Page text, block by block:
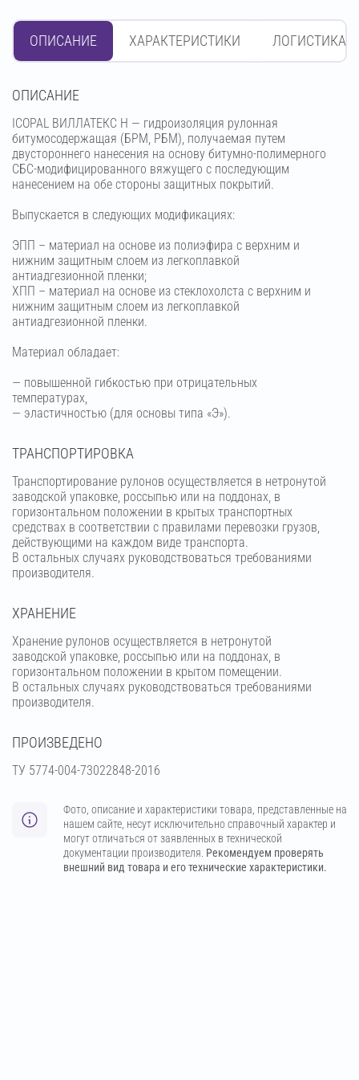
ОПИСАНИЕ ХАРАКТЕРИСТИКИ ЛОГИСТИКА
OПИСАНИЕ
ICOPAL ВИЛЛАТЕКС Н — гидроизоляция рулонная
битумосодержащая (БРМ, РБМ), получаемая путем
двустороннего нанесения на основу битумно-полимерного
СБС-модифицированного вяжущего с последующим
нанесением на обе стороны защитных покрытий.
Выпускается в следующих модификациях:
ЭПП – материал на основе из полиэфира с верхним и
нижним защитным слоем из легкоплавкой
антиадгезионной пленки;
ХПП – материал на основе из стеклохолста с верхним и
нижним защитным слоем из легкоплавкой
антиадгезионной пленки.
Материал обладает:
— повышенной гибкостью при отрицательных
температурах,
— эластичностью (для основы типа «Э»).
ТРАНСПОРТИРОВКА
Транспортирование рулонов осуществляется в нетронутой
заводской упаковке, россыпью или на поддонах, в
горизонтальном положении в крытых транспортных
средствах в соответствии с правилами перевозки грузов,
действующими на каждом виде транспорта.
В остальных случаях руководствоваться требованиями
производителя.
ХРАНЕНИЕ
Хранение рулонов осуществляется в нетронутой
заводской упаковке, россыпью или на поддонах, в
горизонтальном положении в крытом помещении.
В остальных случаях руководствоваться требованиями
производителя.
ПРОИЗВЕДЕНО
ТУ 5774-004-73022848-2016
Фото, описание и характеристики товара, представленные на
нашем сайте, несут исключительно справочный характер и
могут отличаться от заявленных в технической
документации производителя. Рекомендуем проверять
внешний вид товара и его технические характеристики.